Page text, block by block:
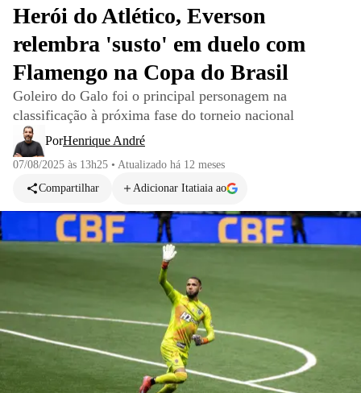
Herói do Atlético, Everson
relembra 'susto' em duelo com
Flamengo na Copa do Brasil
Goleiro do Galo foi o principal personagem na
classificação à próxima fase do torneio nacional
PorHenrique André
07/08/2025 às 13h25 • Atualizado há 12 meses
Compartilhar
Adicionar Itatiaia ao